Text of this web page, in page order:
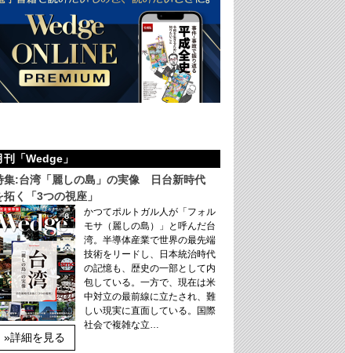
刊「Wedge」
集:台湾「麗しの島」の実像 日台新時代
拓く「3つの視座」
»詳細を見る
かつてポルトガル人が「フォル
モサ（麗しの島）」と呼んだ台
湾。半導体産業で世界の最先端
技術をリードし、日本統治時代
の記憶も、歴史の一部として内
包している。一方で、現在は米
中対立の最前線に立たされ、難
しい現実に直面している。国際
社会で複雑な立…